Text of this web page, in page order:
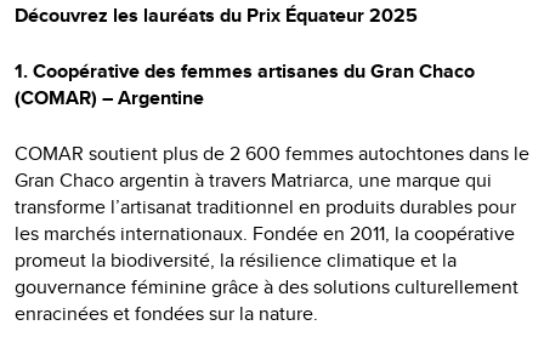
Découvrez les lauréats du Prix Équateur 2025
1. Coopérative des femmes artisanes du Gran Chaco
(COMAR) – Argentine
COMAR soutient plus de 2 600 femmes autochtones dans le
Gran Chaco argentin à travers Matriarca, une marque qui
transforme l’artisanat traditionnel en produits durables pour
les marchés internationaux. Fondée en 2011, la coopérative
promeut la biodiversité, la résilience climatique et la
gouvernance féminine grâce à des solutions culturellement
enracinées et fondées sur la nature.